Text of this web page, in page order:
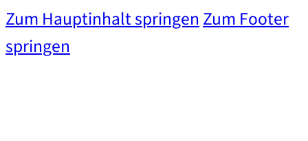
Zum Hauptinhalt springen Zum Footer
springen